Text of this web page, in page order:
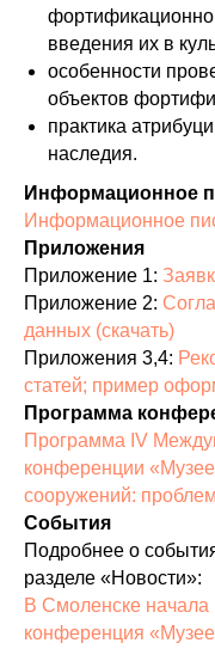
введения их в
особенности
объектов
практика
наследия.
Информационное
Информационное
Приложения
Приложение 1:
Приложение 2:
данных (скачать)
Приложения 3,4:
статей; пример
Программа
Программа IV
конференции
сооружений:
События
Подробнее о
разделе «Новости»:
В Смоленске
конференция